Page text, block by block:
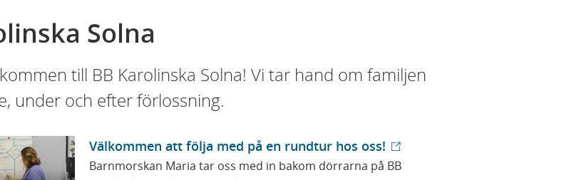
Solna
till BB Karolinska Solna! Vi tar hand om familjen
under och efter förlossning.
Välkommen att följa med på en rundtur hos oss!
Barnmorskan Maria tar oss med in bakom dörrarna på BB